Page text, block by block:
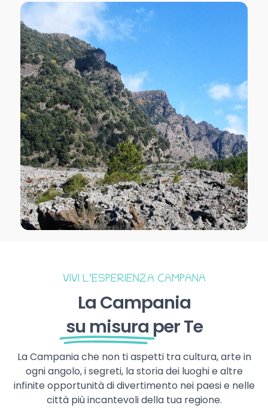
VIVI L’ESPERIENZA CAMPANA
La Campania
su misura per Te
La Campania che non ti aspetti tra cultura, arte in
ogni angolo, i segreti, la storia dei luoghi e altre
infinite opportunità di divertimento nei paesi e nelle
città più incantevoli della tua regione.